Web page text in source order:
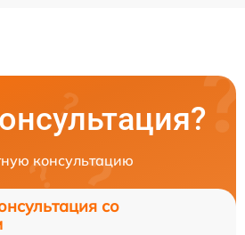
консультацию
со